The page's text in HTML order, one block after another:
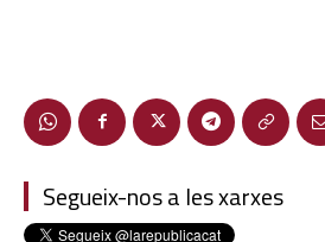
Segueix-nos a les xarxes